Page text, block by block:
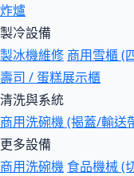
炸爐
製冷設備
製冰機維修 商用雪櫃 (
壽司 / 蛋糕展示櫃
清洗與系統
商用洗碗機 (揭蓋/輸送
更多設備
商用洗碗機 食品機械 (